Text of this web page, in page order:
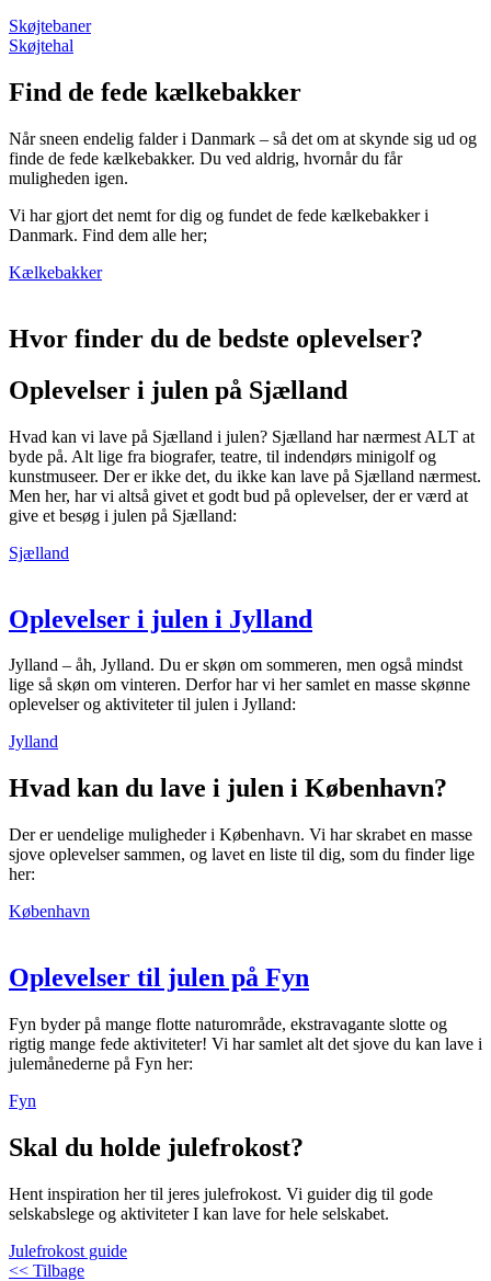
Skøjtebaner
Skøjtehal
Find de fede kælkebakker
Når sneen endelig falder i Danmark – så det om at skynde sig ud og
finde de fede kælkebakker. Du ved aldrig, hvornår du får
muligheden igen.
Vi har gjort det nemt for dig og fundet de fede kælkebakker i
Danmark. Find dem alle her;
Kælkebakker
Hvor finder du de bedste oplevelser?
Oplevelser i julen på Sjælland
Hvad kan vi lave på Sjælland i julen? Sjælland har nærmest ALT at
byde på. Alt lige fra biografer, teatre, til indendørs minigolf og
kunstmuseer. Der er ikke det, du ikke kan lave på Sjælland nærmest.
Men her, har vi altså givet et godt bud på oplevelser, der er værd at
give et besøg i julen på Sjælland:
Sjælland
Oplevelser i julen i Jylland
Jylland – åh, Jylland. Du er skøn om sommeren, men også mindst
lige så skøn om vinteren. Derfor har vi her samlet en masse skønne
oplevelser og aktiviteter til julen i Jylland:
Jylland
Hvad kan du lave i julen i København?
Der er uendelige muligheder i København. Vi har skrabet en masse
sjove oplevelser sammen, og lavet en liste til dig, som du finder lige
her:
København
Oplevelser til julen på Fyn
Fyn byder på mange flotte naturområde, ekstravagante slotte og
rigtig mange fede aktiviteter! Vi har samlet alt det sjove du kan lave i
julemånederne på Fyn her:
Fyn
Skal du holde julefrokost?
Hent inspiration her til jeres julefrokost. Vi guider dig til gode
selskabslege og aktiviteter I kan lave for hele selskabet.
Julefrokost guide
<< Tilbage